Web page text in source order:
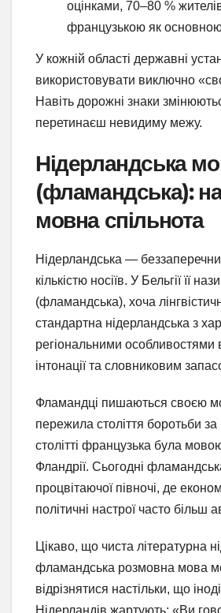
оцінками, 70–80 %
французькою як
У кожній області державні
використовувати виключно
Навіть дорожні знаки
перетинаєш невидиму межу.
Нідерландська
(фламандська):
мовна спільнота
Нідерландська —
кількістю носіїв. У Бельгії її
(фламандська), хоча
стандартна нідерландська з
регіональними особливостями
інтонації та словниковим
Фламандці пишаються своєю
пережила століття боротьби
столітті французька була
Фландрії. Сьогодні
процвітаючої півночі, де
політичні настрої часто більш
Цікаво, що чиста літературна
фламандська розмовна мова
відрізнятися настільки, що
Нідерландів жартують: «Ви